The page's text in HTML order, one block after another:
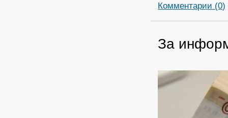
Комментарии (0)
За